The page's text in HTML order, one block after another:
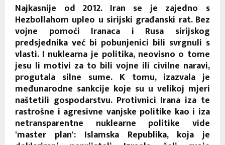
Najkasnije od 2012. Iran se je zajedno s
Hezbollahom upleo u sirijski građanski rat. Bez
vojne pomoći Iranaca i Rusa sirijskog
predsjednika već bi pobunjenici bili svrgnuli s
vlasti. I nuklearna je politika, neovisno o tome
jesu li motivi za to bili vojne ili civilne naravi,
progutala silne sume. K tomu, izazvala je
međunarodne sankcije koje su u velikoj mjeri
naštetili gospodarstvu. Protivnici Irana iza te
rastrošne i agresivne vanjske politike kao i iza
netransparentne nuklearne politike vide
'master plan': Islamska Republika, koja je